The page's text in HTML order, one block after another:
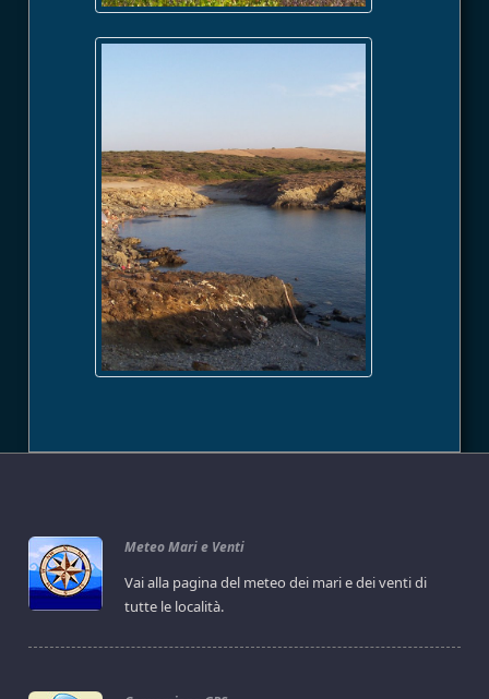
Meteo Mari e Venti
Vai alla pagina del meteo dei mari e dei venti di
tutte le località.